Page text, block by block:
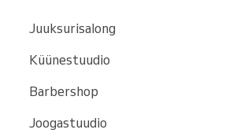
Juuksurisalong
Küünestuudio
Barbershop
Joogastuudio